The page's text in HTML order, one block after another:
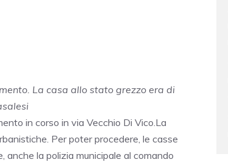
La casa allo stato grezzo era di
in corso in via Vecchio Di Vico.La
Per poter procedere, le casse
anche la polizia municipale al comando